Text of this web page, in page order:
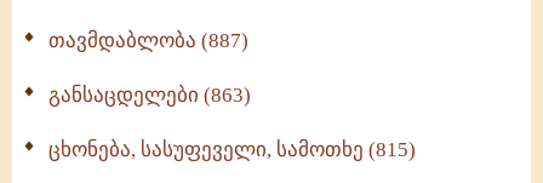
თავმდაბლობა (887)
განსაცდელები (863)
ცხონება, სასუფეველი, სამოთხე (815)